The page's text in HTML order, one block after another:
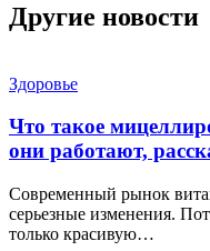
Другие новости
Здоровье
Что такое
они работают,
Современный рынок
серьезные изменения.
только красивую…